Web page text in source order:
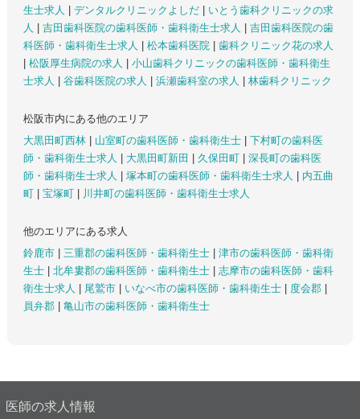
生士求人
デンタルクリニックよしだ
いとう歯科クリニックの求
人
吉田歯科医院の歯科医師・歯科衛生士求人
吉田歯科医院の歯
科医師・歯科衛生士求人
松本歯科医院
歯科クリニック花の求人
松阪厚生病院の求人
小山歯科クリニックの歯科医師・歯科衛生
士求人
谷歯科医院の求人 浜瀬歯科室の求人 林歯科クリニック
松阪市内にある他のエリア
大黒田町西林
山室町の歯科医師・歯科衛生士
下村町の歯科医
師・歯科衛生士求人
大黒田町新田 久保田町
深長町の歯科医
師・歯科衛生士求人
塚本町の歯科医師・歯科衛生士求人
内五曲
町
宝塚町 川井町の歯科医師・歯科衛生士求人
他のエリアにある求人
鈴鹿市
三重郡の歯科医師・歯科衛生士
津市の歯科医師・歯科衛
生士
北牟婁郡の歯科医師・歯科衛生士
志摩市の歯科医師・歯科
衛生士求人
尾鷲市 いなべ市の歯科医師・歯科衛生士 度会郡
員弁郡
亀山市の歯科医師・歯科衛生士
医師の求人情報